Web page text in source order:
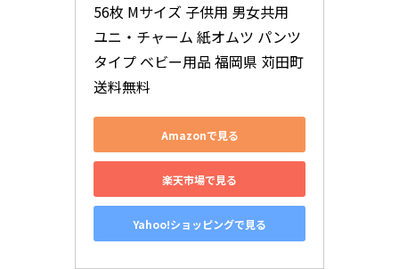
56枚 Mサイズ 子供用 男女共用
ユニ・チャーム 紙オムツ パンツ
タイプ ベビー用品 福岡県 苅田町
送料無料
Amazonで見る
楽天市場で見る
Yahoo!ショッピングで見る